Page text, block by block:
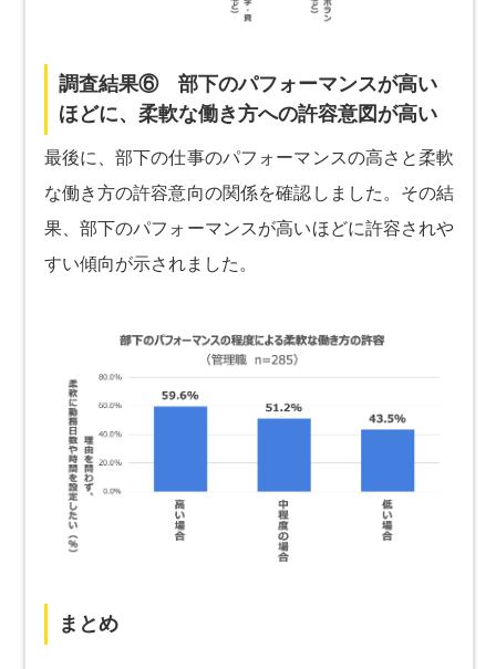
調査結果⑥ 部下のパフォーマンスが高い
ほどに、柔軟な働き方への許容意図が高い
最後に、部下の仕事のパフォーマンスの高さと柔軟
な働き方の許容意向の関係を確認しました。その結
果、部下のパフォーマンスが高いほどに許容されや
すい傾向が示されました。
まとめ